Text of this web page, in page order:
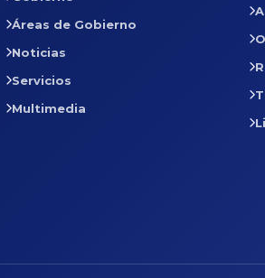
Áreas de Gobierno
Noticias
Servicios
Multimedia